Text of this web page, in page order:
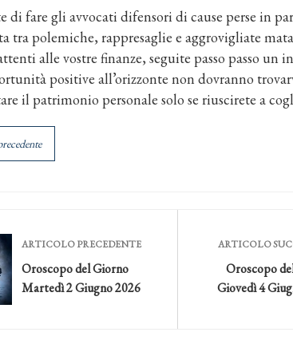
di fare gli avvocati difensori di cause perse in
tra polemiche, rappresaglie e aggrovigliate
alle vostre finanze, seguite passo passo un
positive all’orizzonte non dovranno
il patrimonio personale solo se riuscirete a
ARTICOLO PRECEDENTE
Oroscopo del Giorno
Martedì 2 Giugno 2026
ARTICOLO
Oroscopo
Giovedì 4